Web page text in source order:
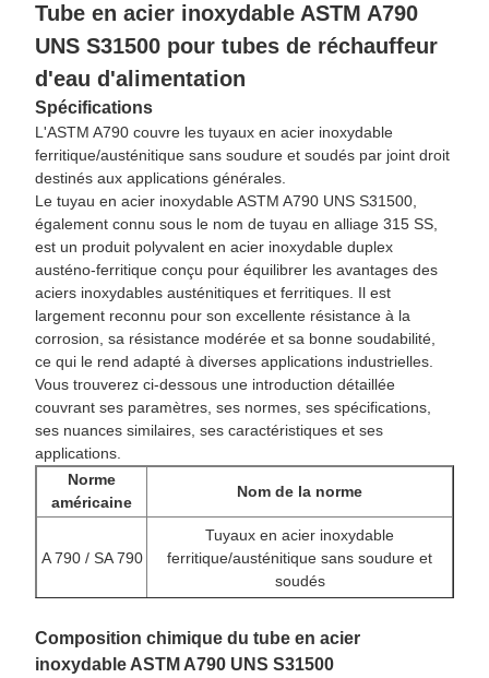
Tube en acier inoxydable ASTM A790
UNS S31500 pour tubes de réchauffeur
d'eau d'alimentation
Spécifications
L'ASTM A790 couvre les tuyaux en acier inoxydable
ferritique/austénitique sans soudure et soudés par joint droit
destinés aux applications générales.
Le tuyau en acier inoxydable ASTM A790 UNS S31500,
également connu sous le nom de tuyau en alliage 315 SS,
est un produit polyvalent en acier inoxydable duplex
austéno-ferritique conçu pour équilibrer les avantages des
aciers inoxydables austénitiques et ferritiques. Il est
largement reconnu pour son excellente résistance à la
corrosion, sa résistance modérée et sa bonne soudabilité,
ce qui le rend adapté à diverses applications industrielles.
Vous trouverez ci-dessous une introduction détaillée
couvrant ses paramètres, ses normes, ses spécifications,
ses nuances similaires, ses caractéristiques et ses
applications.
Norme
américaine
Nom de la norme
A 790 / SA 790
Tuyaux en acier inoxydable
ferritique/austénitique sans soudure et
soudés
Composition chimique du tube en acier
inoxydable ASTM A790 UNS S31500